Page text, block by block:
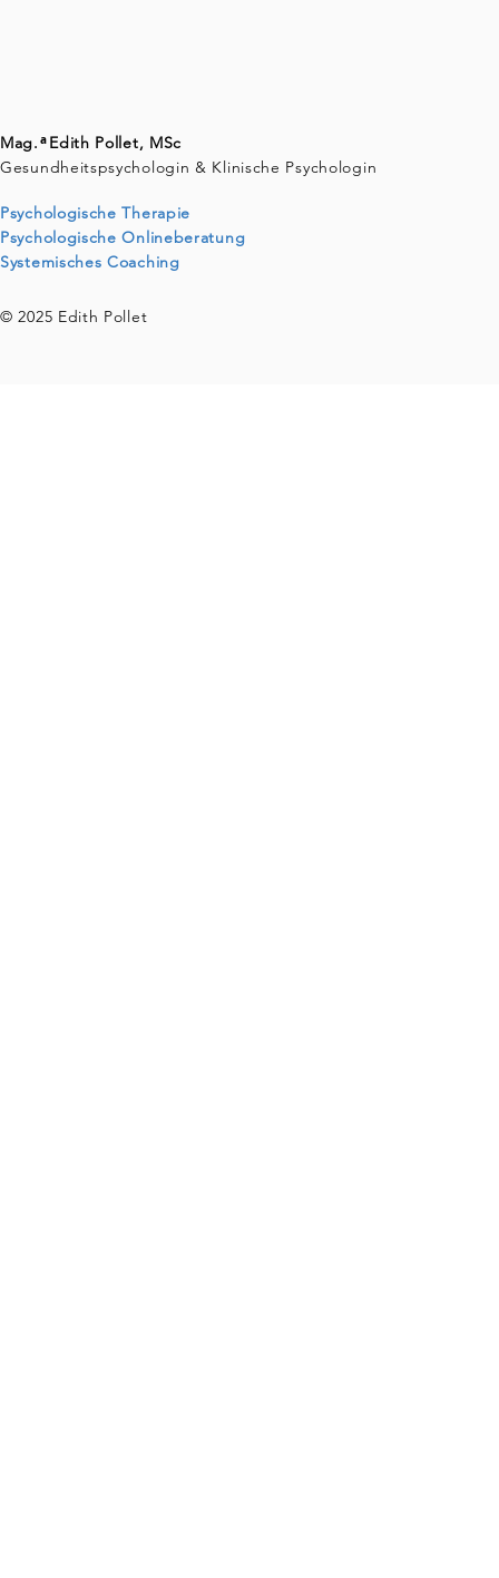
Mag. Edith Pollet, MSc
Gesundheitspsychologin & Klinische Psychologin
Psychologische Therapie
Psychologische Onlineberatung
Systemisches Coaching
a
© 2025 Edith Pollet